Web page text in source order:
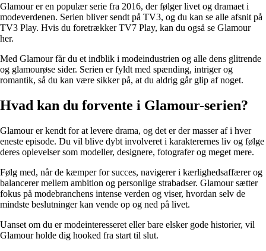
Glamour er en populær serie fra 2016, der følger livet og dramaet i
modeverdenen. Serien bliver sendt på TV3, og du kan se alle afsnit på
TV3 Play. Hvis du foretrækker TV7 Play, kan du også se Glamour
her.
Med Glamour får du et indblik i modeindustrien og alle dens glitrende
og glamourøse sider. Serien er fyldt med spænding, intriger og
romantik, så du kan være sikker på, at du aldrig går glip af noget.
Hvad kan du forvente i Glamour-serien?
Glamour er kendt for at levere drama, og det er der masser af i hver
eneste episode. Du vil blive dybt involveret i karakterernes liv og følge
deres oplevelser som modeller, designere, fotografer og meget mere.
Følg med, når de kæmper for succes, navigerer i kærlighedsaffærer og
balancerer mellem ambition og personlige strabadser. Glamour sætter
fokus på modebranchens intense verden og viser, hvordan selv de
mindste beslutninger kan vende op og ned på livet.
Uanset om du er modeinteresseret eller bare elsker gode historier, vil
Glamour holde dig hooked fra start til slut.